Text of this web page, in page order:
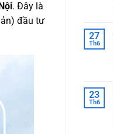
. Đây là
đầu tư
27
Th6
23
Th6